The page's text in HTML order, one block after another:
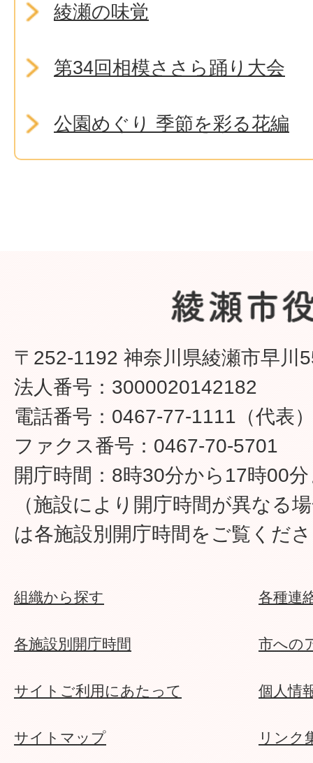
綾瀬の味覚
第34回相模ささら踊り大会
公園めぐり 季節を彩る花編
〒252-1192 神奈川県綾瀬市早川
法人番号：3000020142182
電話番号：0467-77-1111（代表
ファクス番号：0467-70-5701
開庁時間：8時30分から17時00
（施設により開庁時間が異なる
は各施設別開庁時間をご覧くだ
組織から探す 各種連
各施設別開庁時間 市への
サイトご利用にあたって 個人情
サイトマップ リンク